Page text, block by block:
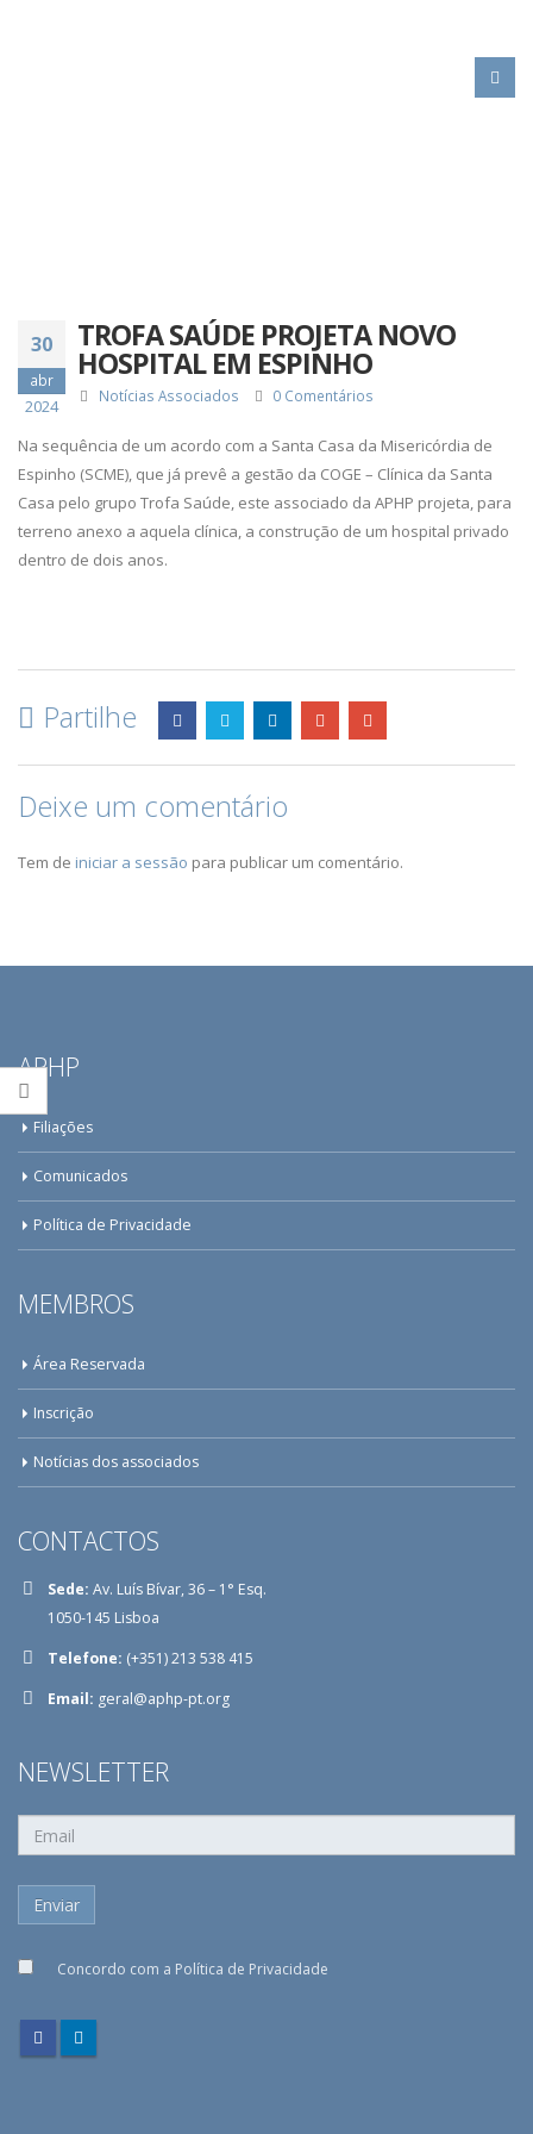
30
abr
2024
TROFA SAÚDE PROJETA NOVO
HOSPITAL EM ESPINHO
Notícias Associados 0 Comentários
Na sequência de um acordo com a Santa Casa da Misericórdia de
Espinho (SCME), que já prevê a gestão da COGE – Clínica da Santa
Casa pelo grupo Trofa Saúde, este associado da APHP projeta, para
terreno anexo a aquela clínica, a construção de um hospital privado
dentro de dois anos.
Partilhe
Deixe um comentário
Tem de iniciar a sessão para publicar um comentário.
APHP
Filiações
Comunicados
Política de Privacidade
MEMBROS
Área Reservada
Inscrição
Notícias dos associados
CONTACTOS
Sede: Av. Luís Bívar, 36 – 1° Esq.
1050-145 Lisboa
Telefone: (+351) 213 538 415
Email: geral@aphp-pt.org
NEWSLETTER
Concordo com a Política de Privacidade